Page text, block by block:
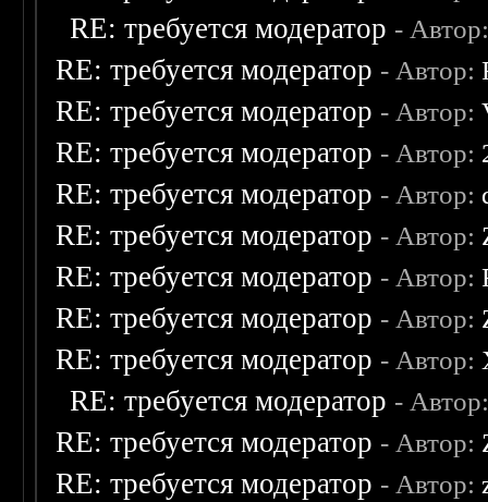
RE: требуется модератор -
RE: требуется модератор - Автор:
RE: требуется модератор - Автор:
RE: требуется модератор - Автор:
RE: требуется модератор - Автор:
RE: требуется модератор - Автор:
RE: требуется модератор - Автор:
RE: требуется модератор - Автор:
RE: требуется модератор - Автор:
RE: требуется модератор -
RE: требуется модератор - Автор:
RE: требуется модератор - Автор: